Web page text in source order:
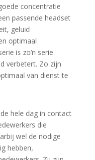
concentratie
passende headset
geluid
optimaal
is zo’n serie
verbetert. Zo zijn
van dienst te
hele dag in contact
die
wel de nodige
hebben,